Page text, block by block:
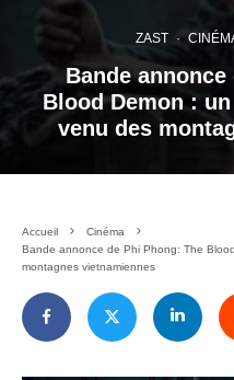
ZAST ·
Bande
Blood Demon :
venu des
Accueil
Cinéma
Bande annonce de Phi Phong: The
montagnes vietnamiennes